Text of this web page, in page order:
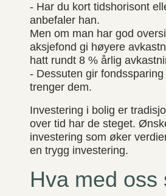
- Har du kort tidshorisont
anbefaler han.
Men om man har god
aksjefond gi høyere
hatt rundt 8 % årlig
- Dessuten gir
trenger dem.
Investering i bolig er
over tid har de steget.
investering som øker
en trygg investering.
Hva med oss